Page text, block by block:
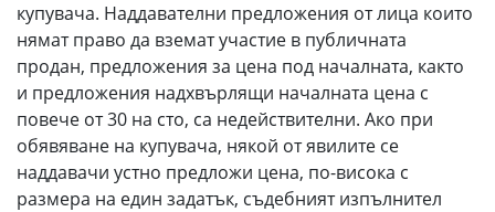
купувача. Наддавателни предложения от лица които
нямат право да вземат участие в публичната
продан, предложения за цена под началната, както
и предложения надхвърлящи началната цена с
повече от 30 на сто, са недействителни. Ако при
обявяване на купувача, някой от явилите се
наддавачи устно предложи цена, по-висока с
размера на един задатък, съдебният изпълнител